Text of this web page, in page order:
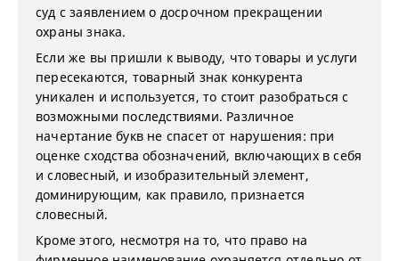
суд с заявлением о досрочном прекращении
охраны знака.
Если же вы пришли к выводу, что товары и услуги
пересекаются, товарный знак конкурента
уникален и используется, то стоит разобраться с
возможными последствиями. Различное
начертание букв не спасет от нарушения: при
оценке сходства обозначений, включающих в себя
и словесный, и изобразительный элемент,
доминирующим, как правило, признается
словесный.
Кроме этого, несмотря на то, что право на